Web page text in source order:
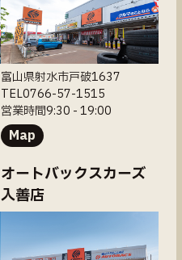
富山県射水市戸破1637
TEL0766-57-1515
営業時間9:30 - 19:00
Map
オートバックスカーズ
入善店